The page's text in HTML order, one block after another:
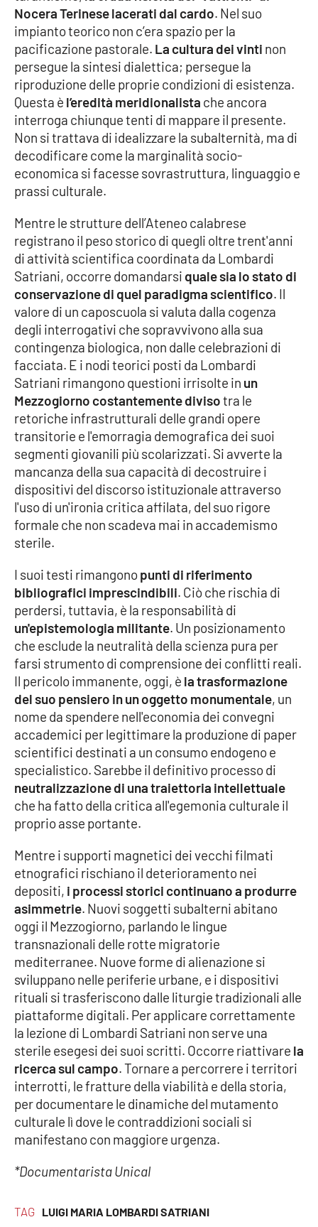
APP
Apple
TAG LUIGI MARIA LOMBARDI SATRIANI
Nocera Terinese lacerati dal cardo. Nel suo
impianto teorico non c’era spazio per la
pacificazione pastorale. La cultura dei vinti non
persegue la sintesi dialettica; persegue la
riproduzione delle proprie condizioni di esistenza.
Questa è l’eredità meridionalista che ancora
interroga chiunque tenti di mappare il presente.
Non si trattava di idealizzare la subalternità, ma di
decodificare come la marginalità socio-
economica si facesse sovrastruttura, linguaggio e
prassi culturale.
Mentre le strutture dell’Ateneo calabrese
registrano il peso storico di quegli oltre trent'anni
di attività scientifica coordinata da Lombardi
Satriani, occorre domandarsi quale sia lo stato di
conservazione di quel paradigma scientifico. Il
valore di un caposcuola si valuta dalla cogenza
degli interrogativi che sopravvivono alla sua
contingenza biologica, non dalle celebrazioni di
facciata. E i nodi teorici posti da Lombardi
Satriani rimangono questioni irrisolte in un
Mezzogiorno costantemente divisotra le
retoriche infrastrutturali delle grandi opere
transitorie e l'emorragia demografica dei suoi
segmenti giovanili più scolarizzati. Si avverte la
mancanza della sua capacità di decostruire i
dispositivi del discorso istituzionale attraverso
l'uso di un'ironia critica affilata, del suo rigore
formale che non scadeva mai in accademismo
sterile.
I suoi testi rimangonopunti di riferimento
bibliografici imprescindibili. Ciò che rischia di
perdersi, tuttavia, è la responsabilità di
un'epistemologia militante. Un posizionamento
che esclude la neutralità della scienza pura per
farsi strumento di comprensione dei conflitti reali.
Il pericolo immanente, oggi, è la trasformazione
del suo pensiero in un oggetto monumentale, un
nome da spendere nell'economia dei convegni
accademici per legittimare la produzione di paper
scientifici destinati a un consumo endogeno e
specialistico. Sarebbe il definitivo processo di
neutralizzazione di una traiettoria intellettuale
che ha fatto della critica all'egemonia culturale il
proprio asse portante.
Mentre i supporti magnetici dei vecchi filmati
etnografici rischiano il deterioramento nei
depositi, i processi storici continuano a produrre
asimmetrie. Nuovi soggetti subalterni abitano
oggi il Mezzogiorno, parlando le lingue
transnazionali delle rotte migratorie
mediterranee. Nuove forme di alienazione si
sviluppano nelle periferie urbane, e i dispositivi
rituali si trasferiscono dalle liturgie tradizionali alle
piattaforme digitali. Per applicare correttamente
la lezione di Lombardi Satriani non serve una
sterile esegesi dei suoi scritti. Occorre riattivare la
ricerca sul campo. Tornare a percorrere i territori
interrotti, le fratture della viabilità e della storia,
per documentare le dinamiche del mutamento
culturale lì dove le contraddizioni sociali si
manifestano con maggiore urgenza.
*Documentarista Unical